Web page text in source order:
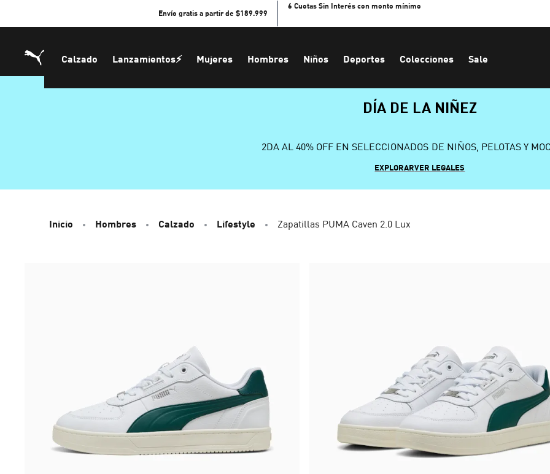
Envío gratis a partir de $189.999
6 Cuotas Sin Interés con monto mínimo
Calzado Lanzamientos⚡ Mujeres Hombres Niños Deportes Colecciones Sale
DÍA DE LA NIÑEZ
2DA AL 40% OFF EN SELECCIONADOS DE NIÑOS, PELOTAS Y
EXPLORARVER LEGALES
Inicio Hombres Calzado Lifestyle Zapatillas PUMA Caven 2.0 Lux